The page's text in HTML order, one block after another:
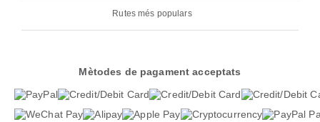
Rutes més populars
Mètodes de pagament acceptats